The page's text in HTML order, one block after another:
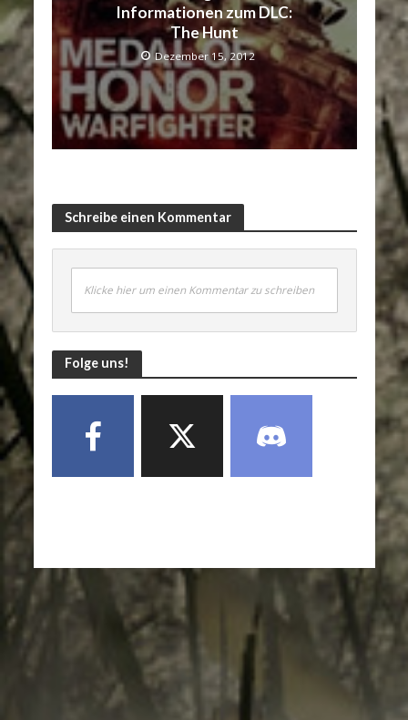
Informationen zum DLC:
The Hunt
Dezember 15, 2012
Schreibe einen Kommentar
Klicke hier um einen Kommentar zu schreiben
Folge uns!